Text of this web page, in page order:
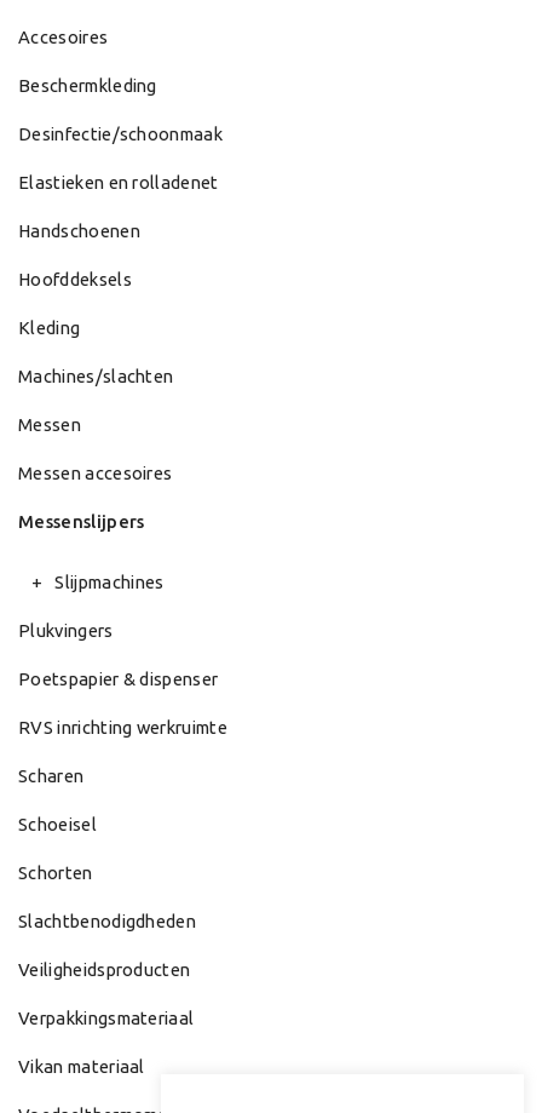
Accesoires
Beschermkleding
Desinfectie/schoonmaak
Elastieken en rolladenet
Handschoenen
Hoofddeksels
Kleding
Machines/slachten
Messen
Messen accesoires
Messenslijpers
Slijpmachines
Plukvingers
Poetspapier & dispenser
RVS inrichting werkruimte
Scharen
Schoeisel
Schorten
Slachtbenodigdheden
Veiligheidsproducten
Verpakkingsmateriaal
Vikan materiaal